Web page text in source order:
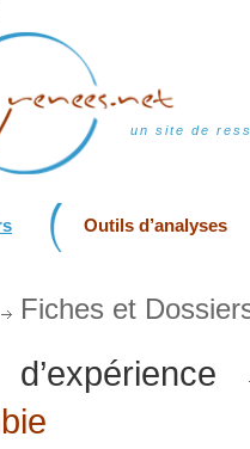
un site de
Outils d’analyses
Fiches et
d’expérience